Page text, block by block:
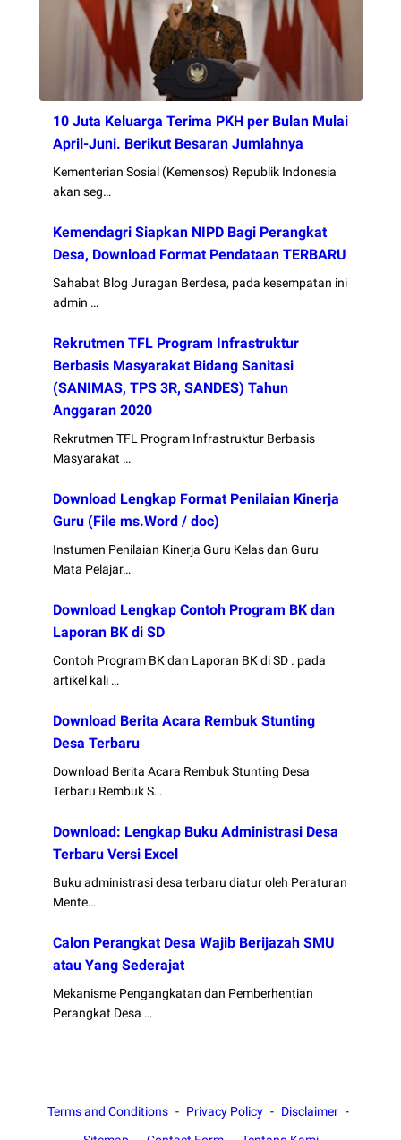
10 Juta Keluarga Terima PKH per Bulan Mulai
April-Juni. Berikut Besaran Jumlahnya
Kementerian Sosial (Kemensos) Republik Indonesia
akan seg…
Kemendagri Siapkan NIPD Bagi Perangkat
Desa, Download Format Pendataan TERBARU
Sahabat Blog Juragan Berdesa, pada kesempatan ini
admin …
Rekrutmen TFL Program Infrastruktur
Berbasis Masyarakat Bidang Sanitasi
(SANIMAS, TPS 3R, SANDES) Tahun
Anggaran 2020
Rekrutmen TFL Program Infrastruktur Berbasis
Masyarakat …
Download Lengkap Format Penilaian Kinerja
Guru (File ms.Word / doc)
Instumen Penilaian Kinerja Guru Kelas dan Guru
Mata Pelajar…
Download Lengkap Contoh Program BK dan
Laporan BK di SD
Contoh Program BK dan Laporan BK di SD . pada
artikel kali …
Download Berita Acara Rembuk Stunting
Desa Terbaru
Download Berita Acara Rembuk Stunting Desa
Terbaru Rembuk S…
Download: Lengkap Buku Administrasi Desa
Terbaru Versi Excel
Buku administrasi desa terbaru diatur oleh Peraturan
Mente…
Calon Perangkat Desa Wajib Berijazah SMU
atau Yang Sederajat
Mekanisme Pengangkatan dan Pemberhentian
Perangkat Desa …
Terms and Conditions Privacy Policy
Disclaimer